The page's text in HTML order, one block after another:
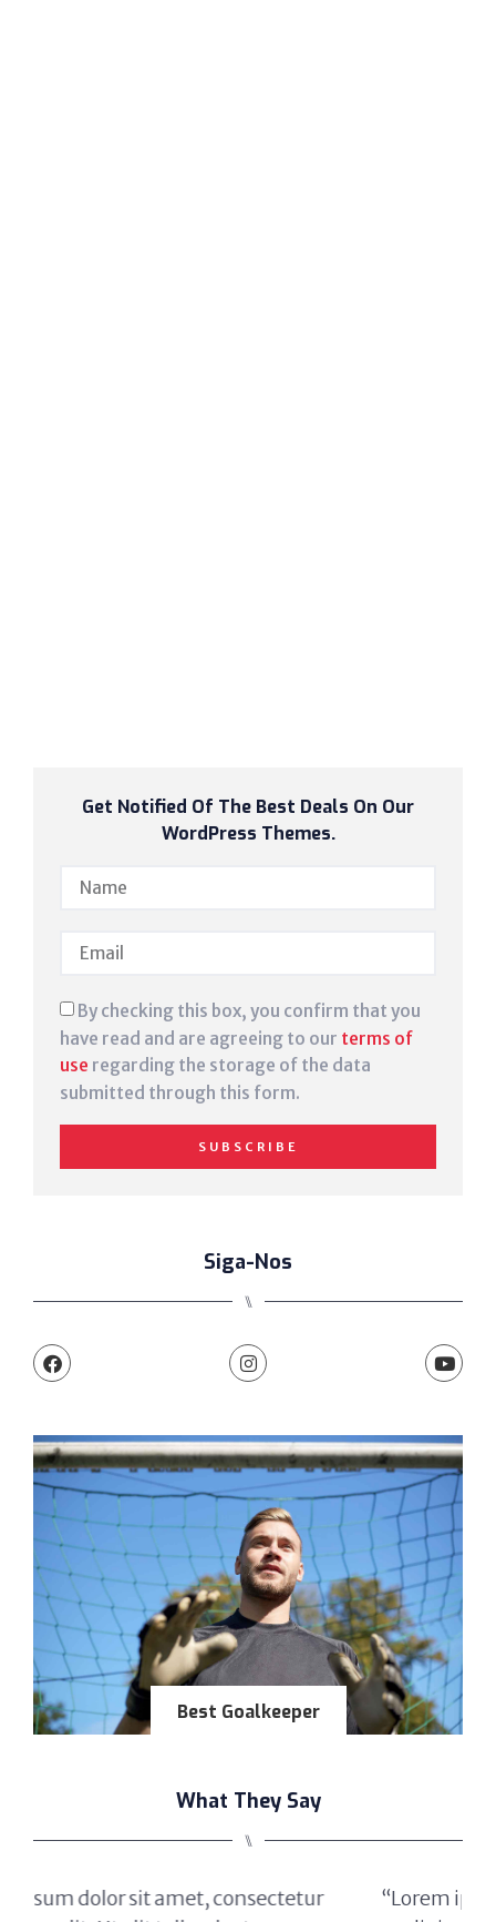
Get Notified Of The Best Deals On Our
WordPress Themes.
By checking this box, you confirm that you
have read and are agreeing to our terms of
use regarding the storage of the data
submitted through this form.
SUBSCRIBE
Siga-Nos
⑊
Best Goalkeeper
What They Say
⑊
“Lorem ipsum dolor sit amet, consectetur